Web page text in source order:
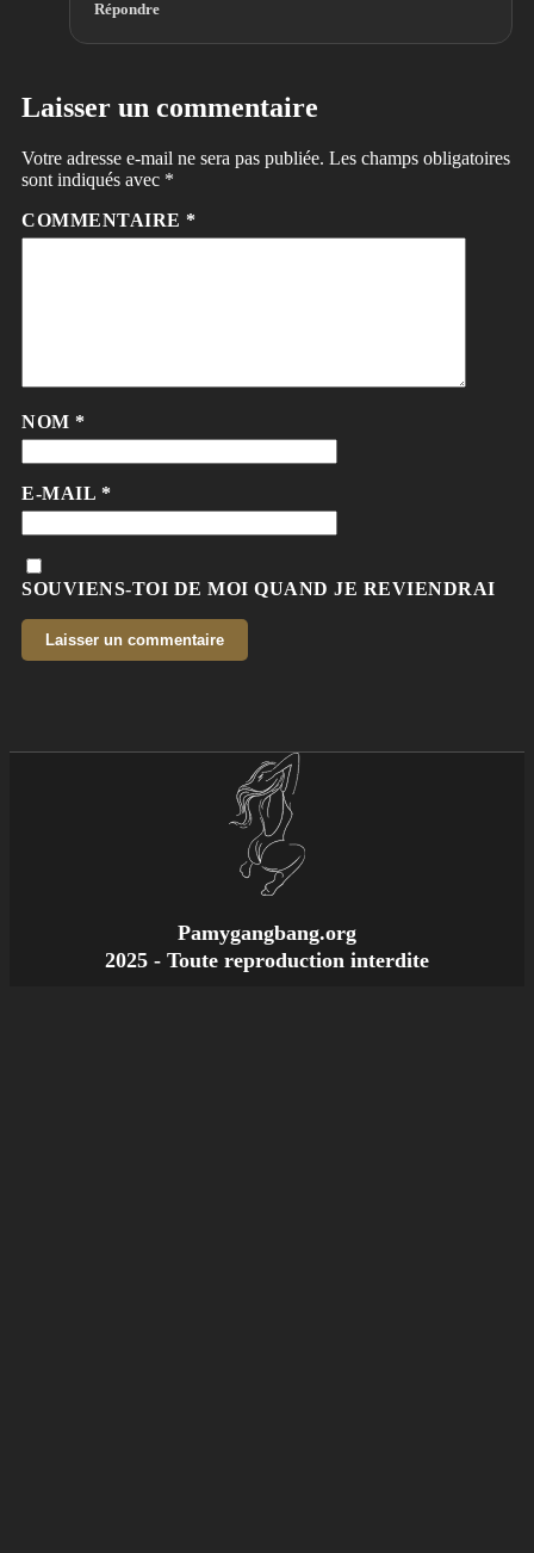
Répondre
Laisser un commentaire
Votre adresse e-mail ne sera pas publiée. Les champs obligatoires
sont indiqués avec *
COMMENTAIRE *
NOM *
E-MAIL *
SOUVIENS-TOI DE MOI QUAND JE REVIENDRAI
Pamygangbang.org
2025 - Toute reproduction interdite